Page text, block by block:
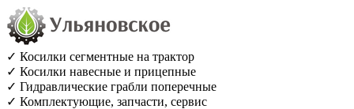
✓ Косилки сегментные на трактор
✓ Косилки навесные и прицепные
✓ Гидравлические грабли поперечные
✓ Комплектующие, запчасти, сервис